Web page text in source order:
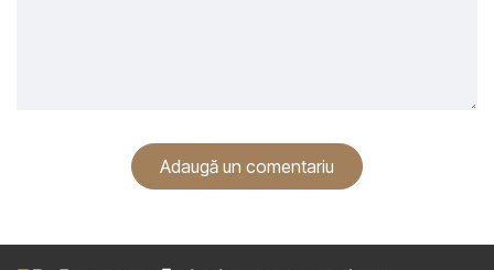
Adaugă un comentariu